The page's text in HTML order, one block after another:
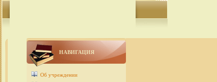
НАВИГАЦИЯ
Об учреждении